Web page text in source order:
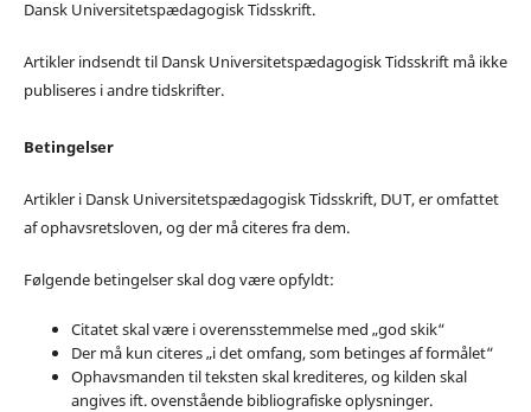
Dansk Universitetspædagogisk Tidsskrift.
Artikler indsendt til Dansk Universitetspædagogisk Tidsskrift må ikke
publiseres i andre tidskrifter.
Betingelser
Artikler i Dansk Universitetspædagogisk Tidsskrift, DUT, er omfattet
af ophavsretsloven, og der må citeres fra dem.
Følgende betingelser skal dog være opfyldt:
Citatet skal være i overensstemmelse med „god skik“
Der må kun citeres „i det omfang, som betinges af formålet“
Ophavsmanden til teksten skal krediteres, og kilden skal
angives ift. ovenstående bibliografiske oplysninger.